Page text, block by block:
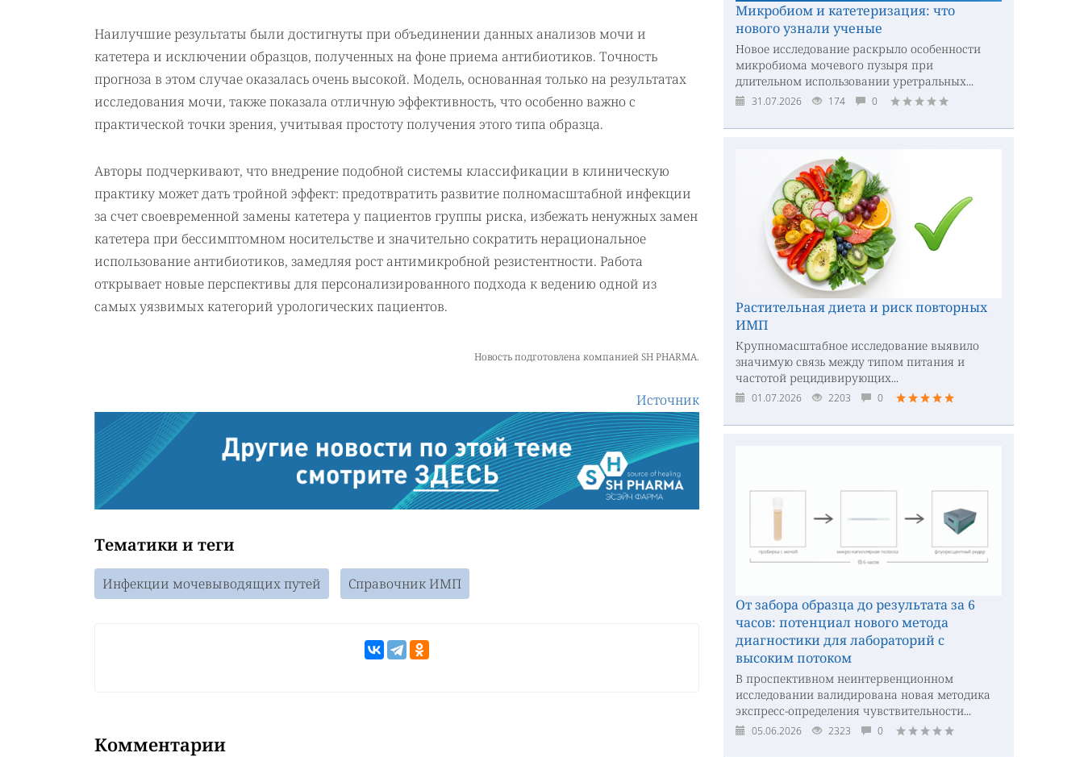
Наилучшие результаты были достигнуты при объединении данных анализов мочи и
катетера и исключении образцов, полученных на фоне приема антибиотиков. Точность
прогноза в этом случае оказалась очень высокой. Модель, основанная только на результатах
исследования мочи, также показала отличную эффективность, что особенно важно с
практической точки зрения, учитывая простоту получения этого типа образца.
Авторы подчеркивают, что внедрение подобной системы классификации в клиническую
практику может дать тройной эффект: предотвратить развитие полномасштабной инфекции
за счет своевременной замены катетера у пациентов группы риска, избежать ненужных замен
катетера при бессимптомном носительстве и значительно сократить нерациональное
использование антибиотиков, замедляя рост антимикробной резистентности. Работа
открывает новые перспективы для персонализированного подхода к ведению одной из
самых уязвимых категорий урологических пациентов.
Новость подготовлена компаниейSH PHARMA.
Источник
Тематики и теги
Инфекции мочевыводящих путей Справочник ИМП
Комментарии
Микробиом и катетеризация: что
нового узнали ученые
Новое исследование раскрыло особенности
микробиома мочевого пузыря при
длительном использовании уретральных...
31.07.2026 174 0
Растительная диета и риск повторных
ИМП
Крупномасштабное исследование выявило
значимую связь между типом питания и
частотой рецидивирующих...
01.07.2026 2203 0
От забора образца до результата за 6
часов: потенциал нового метода
диагностики для лабораторий с
высоким потоком
В проспективном неинтервенционном
исследовании валидирована новая методика
экспресс-определения чувствительности...
05.06.2026 2323 0